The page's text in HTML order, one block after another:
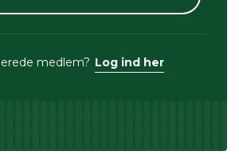
medlem? Log ind her